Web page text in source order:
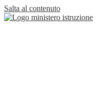
Salta al contenuto